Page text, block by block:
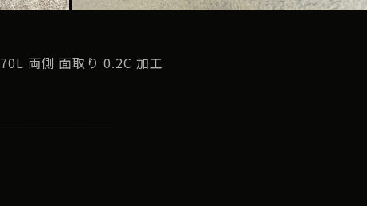
両側 面取り 0.2C 加工